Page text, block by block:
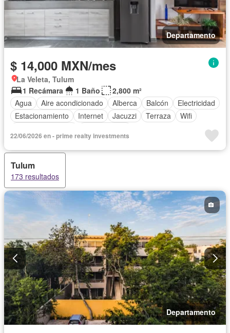
Departamento
$ 14,000 MXN/mes
La Veleta, Tulum
1 Recámara
1 Baño
2,800 m²
Agua
Aire acondicionado Alberca Balcón
Electricidad
Estacionamiento
Internet Jacuzzi Terraza
Wifi
Completamente amueblado
22/06/2026 en - prime realty investments
Tulum
173 resultados
Departamento